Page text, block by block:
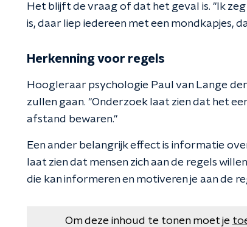
Het blijft de vraag of dat het geval is. "Ik
is, daar liep iedereen met een mondkapjes,
Herkenning voor regels
Hoogleraar psychologie Paul van Lange
zullen gaan. "Onderzoek laat zien dat het
afstand bewaren."
Een ander belangrijk effect is informatie
laat zien dat mensen zich aan de regels
die kan informeren en motiveren je aan de
Om deze inhoud te tonen moet je